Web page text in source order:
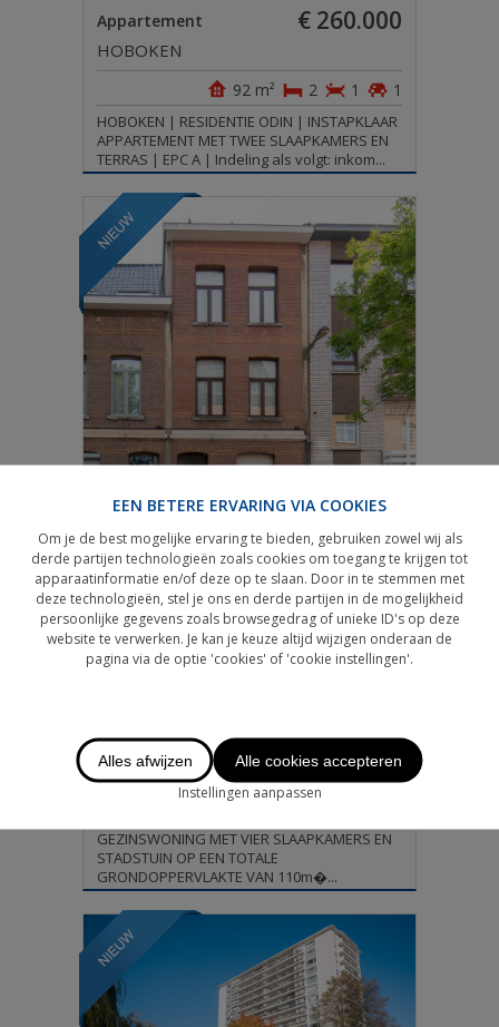
Appartement € 260.000
HOBOKEN
1
1
2
92 m²
HOBOKEN | RESIDENTIE ODIN | INSTAPKLAAR
APPARTEMENT MET TWEE SLAAPKAMERS EN
TERRAS | EPC A | Indeling als volgt: inkom...
ANTWERPEN
1
4
175 m²
GEZINSWONING MET VIER SLAAPKAMERS EN
STADSTUIN OP EEN TOTALE
GRONDOPPERVLAKTE VAN 110m�...
EEN BETERE ERVARING VIA COOKIES
Om je de best mogelijke ervaring te bieden, gebruiken zowel wij als
derde partijen technologieën zoals cookies om toegang te krijgen tot
apparaatinformatie en/of deze op te slaan. Door in te stemmen met
deze technologieën, stel je ons en derde partijen in de mogelijkheid
persoonlijke gegevens zoals browsegedrag of unieke ID's op deze
website te verwerken. Je kan je keuze altijd wijzigen onderaan de
pagina via de optie 'cookies' of 'cookie instellingen'.
Alles afwijzen Alle cookies accepteren
Instellingen aanpassen